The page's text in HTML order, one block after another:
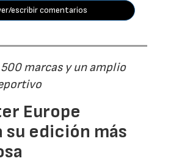
escribir comentarios
marcas y un amplio
Europe
su edición más